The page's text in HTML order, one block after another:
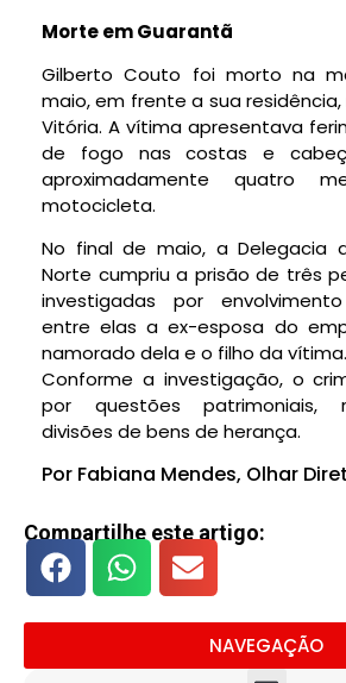
Morte em Guarantã
Gilberto Couto foi morto na
maio, em frente a sua
Vitória. A vítima apresentava
de fogo nas costas e
aproximadamente quatro
motocicleta.
No final de maio, a Delegacia
Norte cumpriu a prisão de três
investigadas por
entre elas a ex-esposa do
namorado dela e o filho da vítima.
Conforme a investigação, o
por questões patrimoniais,
divisões de bens de herança.
Por Fabiana Mendes, Olhar
Compartilhe este artigo:
NAVEGAÇÃO